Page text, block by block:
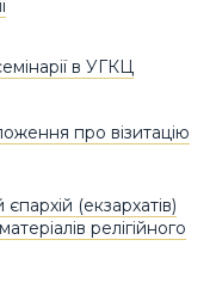
в УГКЦ
про візитацію
(екзархатів)
релігійного